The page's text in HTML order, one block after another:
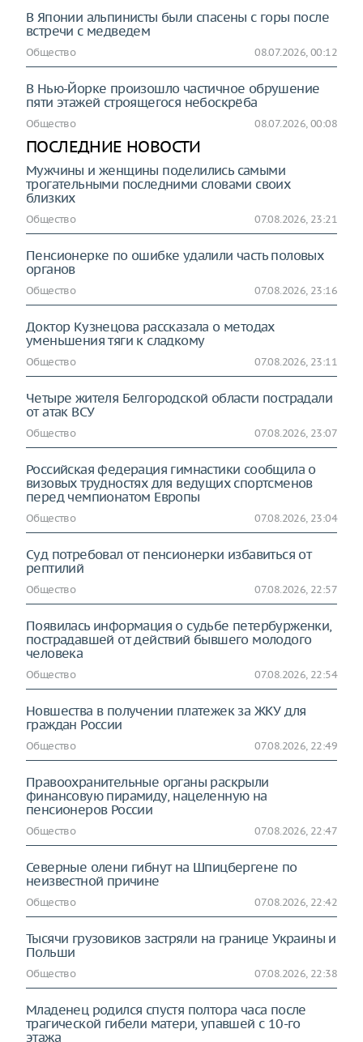
В Японии альпинисты были спасены с горы после
встречи с медведем
Общество 08.07.2026, 00:12
В Нью-Йорке произошло частичное обрушение
пяти этажей строящегося небоскрёба
Общество 08.07.2026, 00:08
ПОСЛЕДНИЕ НОВОСТИ
Мужчины и женщины поделились самыми
трогательными последними словами своих
близких
Общество 07.08.2026, 23:21
Пенсионерке по ошибке удалили часть половых
органов
Общество 07.08.2026, 23:16
Доктор Кузнецова рассказала о методах
уменьшения тяги к сладкому
Общество 07.08.2026, 23:11
Четыре жителя Белгородской области пострадали
от атак ВСУ
Общество 07.08.2026, 23:07
Российская федерация гимнастики сообщила о
визовых трудностях для ведущих спортсменов
перед чемпионатом Европы
Общество 07.08.2026, 23:04
Суд потребовал от пенсионерки избавиться от
рептилий
Общество 07.08.2026, 22:57
Появилась информация о судьбе петербурженки,
пострадавшей от действий бывшего молодого
человека
Общество 07.08.2026, 22:54
Новшества в получении платежек за ЖКУ для
граждан России
Общество 07.08.2026, 22:49
Правоохранительные органы раскрыли
финансовую пирамиду, нацеленную на
пенсионеров России
Общество 07.08.2026, 22:47
Северные олени гибнут на Шпицбергене по
неизвестной причине
Общество 07.08.2026, 22:42
Тысячи грузовиков застряли на границе Украины и
Польши
Общество 07.08.2026, 22:38
Младенец родился спустя полтора часа после
трагической гибели матери, упавшей с 10-го
этажа